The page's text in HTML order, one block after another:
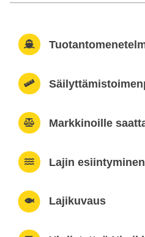
Markkinoille
Lajin
Lajikuvaus